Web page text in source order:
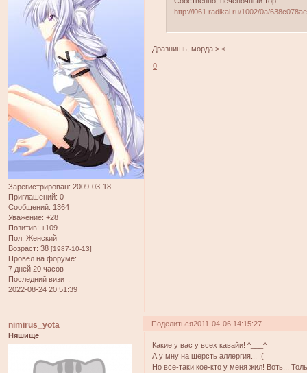
Зарегистрирован: 2009-03-18
Приглашений: 0
Сообщений: 1364
Уважение: +28
Позитив: +109
Пол: Женский
Возраст: 38 [1987-10-13]
Провел на форуме:
7 дней 20 часов
Последний визит:
2022-08-24 20:51:39
http://i061.radikal.ru/1002/0a/
Дразнишь, морда >.<
0
Поделиться2011-04-06 14:15:27
nimirus_yota
Няшище
Какие у вас у всех кавайи! ^___^
А у мну на шерсть аллергия... :(
Но все-таки кое-кто у меня жил! Воть...